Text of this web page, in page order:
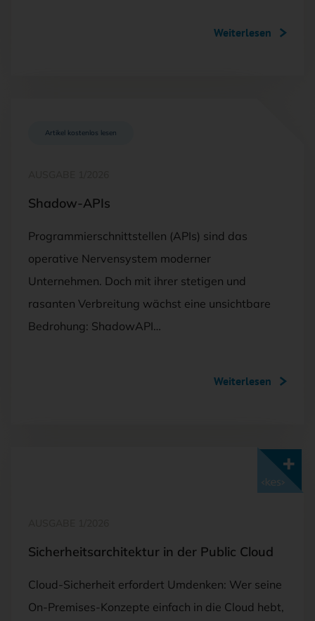
Weiterlesen
Artikel kostenlos lesen
Shadow-APIs
Programmierschnittstellen (APIs) sind das
operative Nervensystem moderner
Unternehmen. Doch mit ihrer stetigen und
rasanten Verbreitung wächst eine unsichtbare
Bedrohung: ShadowAPI…
Weiterlesen
Sicherheitsarchitektur in der Public Cloud
Cloud-Sicherheit erfordert Umdenken: Wer seine
On-Premises-Konzepte einfach in die Cloud hebt,